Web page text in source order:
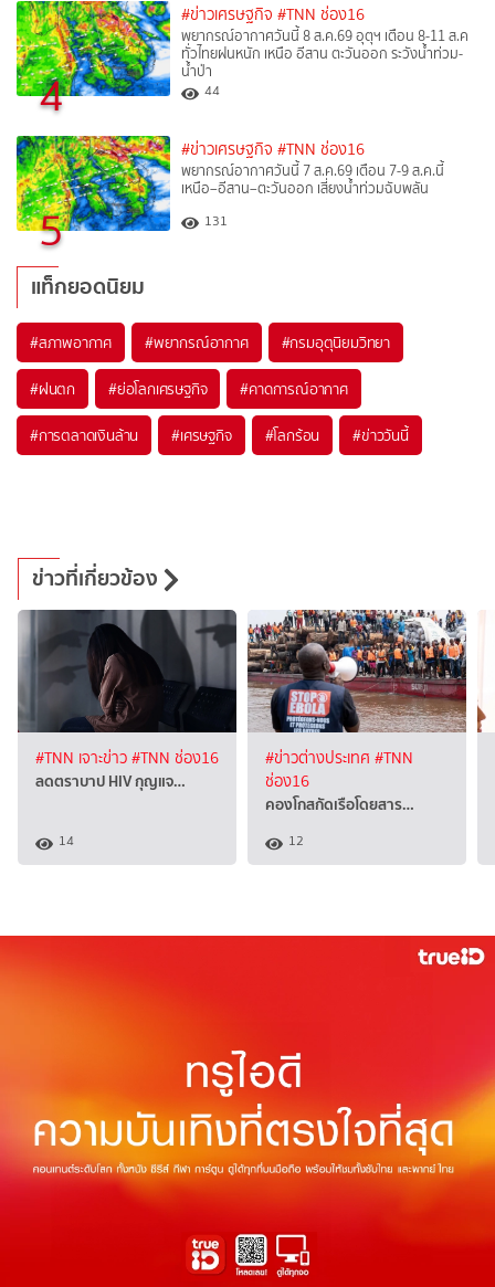
4
#ข่าวเศรษฐกิจ #TNN ช่อง16
พยากรณ์อากาศวันนี้ 8 ส.ค.69 อุตุฯ เตือน 8-11 ส.ค
ทั่วไทยฝนหนัก เหนือ อีสาน ตะวันออก ระวังน้ำท่วม-
น้ำป่า
44
5
#ข่าวเศรษฐกิจ #TNN ช่อง16
พยากรณ์อากาศวันนี้ 7 ส.ค.69 เตือน 7-9 ส.ค.นี้
เหนือ–อีสาน–ตะวันออก เสี่ยงน้ำท่วมฉับพลัน
131
แท็กยอดนิยม
#สภาพอากาศ #พยากรณ์อากาศ #กรมอุตุนิยมวิทยา
#ฝนตก #ย่อโลกเศรษฐกิจ #คาดการณ์อากาศ
#การตลาดเงินล้าน #เศรษฐกิจ #โลกร้อน #ข่าววันนี้
ข่าวที่เกี่ยวข้อง
#TNN เจาะข่าว#TNN ช่อง16
ลดตราบาป HIV กุญแจ…
14
#ข่าวต่างประเทศ #TNN
ช่อง16
คองโกสกัดเรือโดยสาร…
12